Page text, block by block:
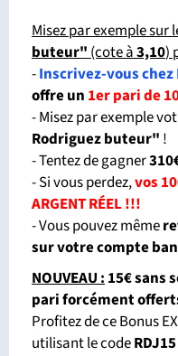
Misez par exemple sur
buteur"(cote à3,10)
-Inscrivez-vous chez
offre un 1er pari de
- Misez par exemple
Rodriguez buteur" !
- Tentez de gagner
- Si vous perdez,vos
ARGENT RÉEL !!!
- Vous pouvez même
sur votre compte
NOUVEAU :15€ sans
pari forcément
Profitez de ce Bonus
utilisant le codeRDJ15